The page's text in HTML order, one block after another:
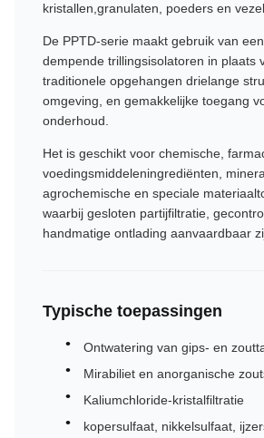
kristallen,granulaten, poeders en
De PPTD-serie maakt gebruik van
dempende trillingsisolatoren in plaats
traditionele opgehangen drielange
omgeving, en gemakkelijke toegang
onderhoud.
Het is geschikt voor chemische,
voedingsmiddeleningrediënten,
agrochemische en speciale
waarbij gesloten partijfiltratie,
handmatige ontlading aanvaardbaar
Typische toepassingen
Ontwatering van gips- en
Mirabiliet en anorganische
Kaliumchloride-kristalfiltratie
kopersulfaat, nikkelsulfaat,